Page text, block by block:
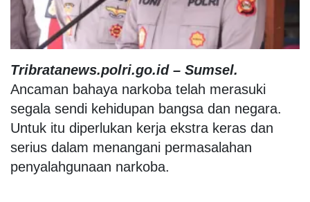
Tribratanews.polri.go.id – Sumsel.
Ancaman bahaya narkoba telah merasuki
segala sendi kehidupan bangsa dan negara.
Untuk itu diperlukan kerja ekstra keras dan
serius dalam menangani permasalahan
penyalahgunaan narkoba.